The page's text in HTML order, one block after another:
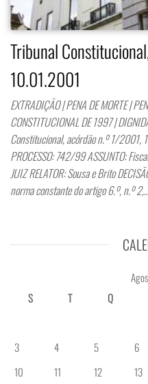
Tribunal
10.01.2001
EXTRADIÇÃO | PENA DE MORTE |
CONSTITUCIONAL DE 1997 |
Constitucional, acórdão n.º 1/
PROCESSO: 742/99 ASSUNTO:
JUIZ RELATOR: Sousa e Brito
norma constante do artigo 6.º, n.º
S
T Q
3
4 5 6
10
11 12 13